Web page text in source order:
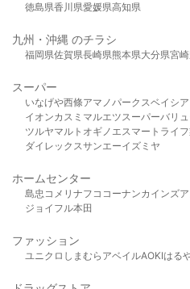
徳島県香川県愛媛県高知県
九州・沖縄 のチラシ
福岡県佐賀県長崎県熊本県大分県宮
スーパー
いなげや西條アマノパークスベイシア
イオンカスミ マルエツスーパーバリ
ツルヤマルト オギノ エスマート ライフ
ダイレックスサンエーイズミヤ
ホームセンター
島忠 コメリ ナフコ コーナンカインズ
ジョイフル本田
ファッション
ユニクロ しまむら アベイルAOKIはる